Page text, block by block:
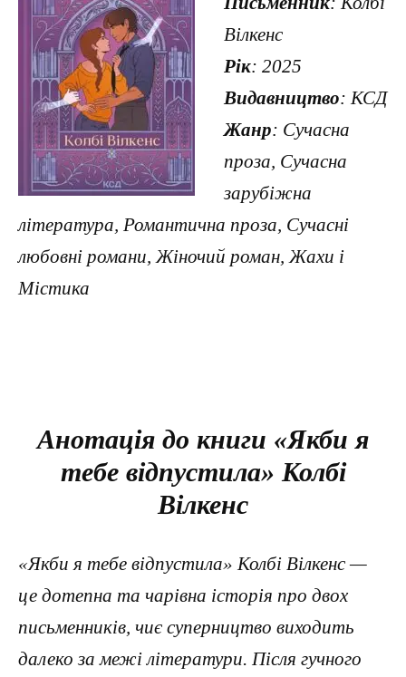
Вілкенс
Рік: 2025
Видавництво: КСД
Жанр: Сучасна
проза, Сучасна
зарубіжна
література, Романтична проза, Сучасні
любовні романи, Жіночий роман, Жахи і
Містика
Анотація до книги «Якби я
тебе відпустила» Колбі
Вілкенс
«Якби я тебе відпустила» Колбі Вілкенс —
це дотепна та чарівна історія про двох
письменників, чиє суперництво виходить
далеко за межі літератури. Після гучного